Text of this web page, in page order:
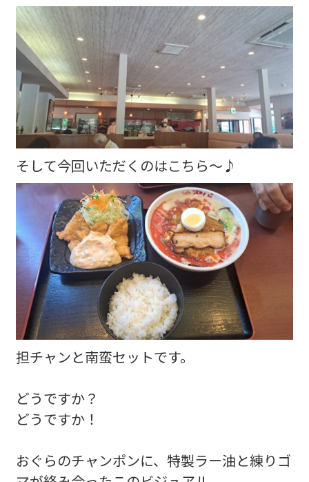
そして今回いただくのはこちら～♪︎
担チャンと南蛮セットです。
どうですか？
どうですか！
おぐらのチャンポンに、特製ラー油と練りゴ